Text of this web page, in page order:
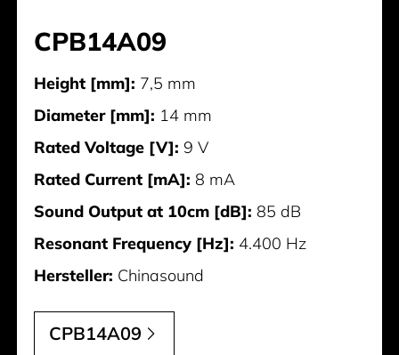
CPB14A09
Height [mm]: 7,5 mm
Diameter [mm]: 14 mm
Rated Voltage [V]: 9 V
Rated Current [mA]: 8 mA
Sound Output at 10cm [dB]: 85 dB
Resonant Frequency [Hz]: 4.400 Hz
Hersteller: Chinasound
CPB14A09